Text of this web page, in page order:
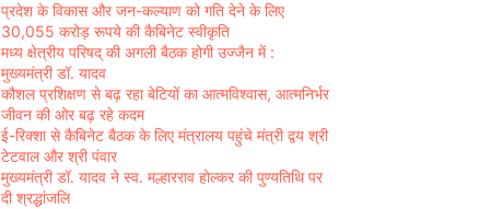
प्रदेश के विकास और जन-कल्याण को गति देने के लिए
30,055 करोड़ रूपये की कैबिनेट स्वीकृति
मध्य क्षेत्रीय परिषद् की अगली बैठक होगी उज्जैन में :
मुख्यमंत्री डॉ. यादव
कौशल प्रशिक्षण से बढ़ रहा बेटियों का आत्मविश्वास, आत्मनिर्भर
जीवन की ओर बढ़ रहे कदम
ई-रिक्शा से कैबिनेट बैठक के लिए मंत्रालय पहुंचे मंत्री द्वय श्री
टेटवाल और श्री पंवार
मुख्यमंत्री डॉ. यादव ने स्व. मल्हारराव होल्कर की पुण्यतिथि पर
दी श्रद्धांजलि